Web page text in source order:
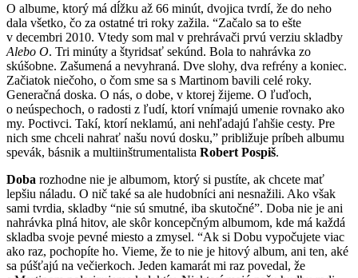
O albume, ktorý má dĺžku až 66 minút, dvojica tvrdí, že do neho
dala všetko, čo za ostatné tri roky zažila. “Začalo sa to ešte
v decembri 2010. Vtedy som mal v prehrávači prvú verziu skladby
Alebo O. Tri minúty a štyridsať sekúnd. Bola to nahrávka zo
skúšobne. Zašumená a nevyhraná. Dve slohy, dva refrény a koniec.
Začiatok niečoho, o čom sme sa s Martinom bavili celé roky.
Generačná doska. O nás, o dobe, v ktorej žijeme. O ľuďoch,
o neúspechoch, o radosti z ľudí, ktorí vnímajú umenie rovnako ako
my. Poctivci. Takí, ktorí neklamú, ani nehľadajú ľahšie cesty. Pre
nich sme chceli nahrať našu novú dosku,” približuje príbeh albumu
spevák, básnik a multiinštrumentalista Robert Pospiš.
Doba rozhodne nie je albumom, ktorý si pustíte, ak chcete mať
lepšiu náladu. O nič také sa ale hudobníci ani nesnažili. Ako však
sami tvrdia, skladby “nie sú smutné, iba skutočné”. Doba nie je ani
nahrávka plná hitov, ale skôr koncepčným albumom, kde má každá
skladba svoje pevné miesto a zmysel. “Ak si Dobu vypočujete viac
ako raz, pochopíte ho. Vieme, že to nie je hitový album, ani ten, aké
sa púšťajú na večierkoch. Jeden kamarát mi raz povedal, že